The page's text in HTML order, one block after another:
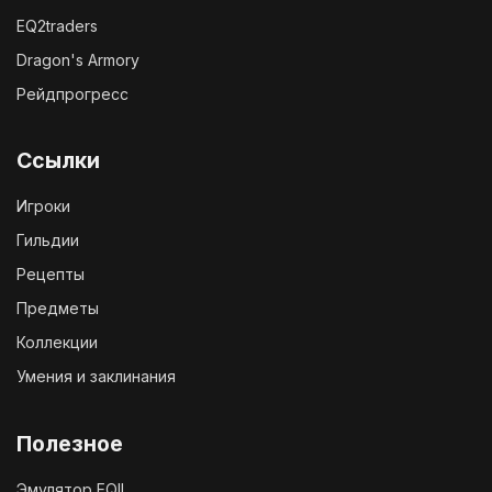
EQ2traders
Dragon's Armory
Рейдпрогресс
Ссылки
Игроки
Гильдии
Рецепты
Предметы
Коллекции
Умения и заклинания
Полезное